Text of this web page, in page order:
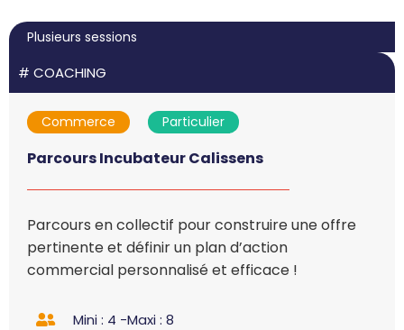
Plusieurs sessions
# COACHING
Commerce Particulier
Parcours Incubateur Calissens
Parcours en collectif pour construire une offre
pertinente et définir un plan d’action
commercial personnalisé et efficace !
Mini : 4 -Maxi : 8